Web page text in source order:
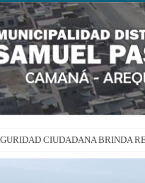
CIUDADANA BRINDA